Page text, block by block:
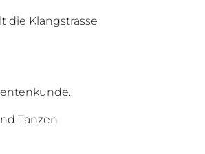
die Klangstrasse
Tanzen